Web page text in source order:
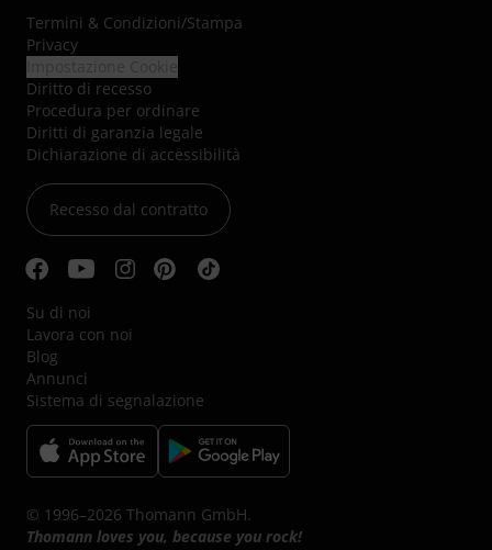
Termini & Condizioni/Stampa
Privacy
Diritto di recesso
Procedura per ordinare
Diritti di garanzia legale
Dichiarazione di accessibilità
Recesso dal contratto
Su di noi
Lavora con noi
Blog
Annunci
Sistema di segnalazione
© 1996–2026 Thomann GmbH.
Thomann loves you, because you rock!